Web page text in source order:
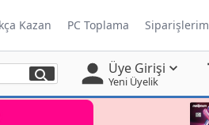
Kazan PC Toplama Siparişlerim
Üye Girişi
Yeni Üyelik